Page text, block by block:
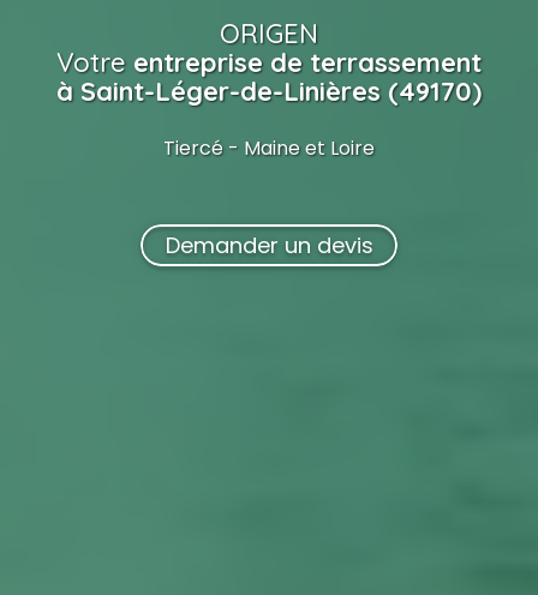
ORIGEN
Votre entreprise de terrassement
à Saint-Léger-de-Linières (49170)
Tiercé - Maine et Loire
Demander un devis